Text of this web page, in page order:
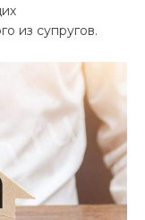
из супругов.